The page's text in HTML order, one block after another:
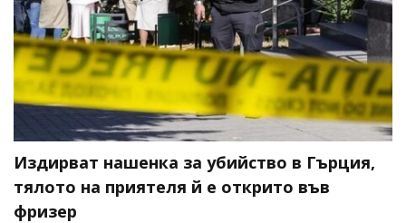
Издирват нашенка за убийство в Гърция,
тялото на приятеля й е открито във
фризер